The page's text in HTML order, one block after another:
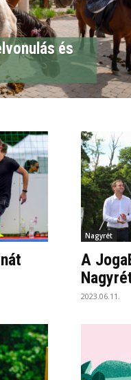
és
Nagyrét
A
2023.06.11.